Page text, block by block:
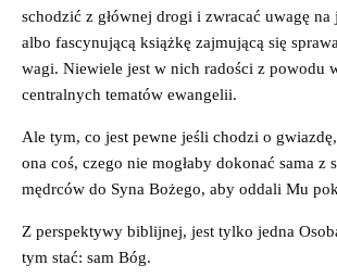
schodzić z głównej drogi i zwracać uwagę
albo fascynującą książkę zajmującą się
wagi. Niewiele jest w nich radości z powodu
centralnych tematów ewangelii.
Ale tym, co jest pewne jeśli chodzi o
ona coś, czego nie mogłaby dokonać sama z
mędrców do Syna Bożego, aby oddali Mu
Z perspektywy biblijnej, jest tylko jedna
tym stać: sam Bóg.